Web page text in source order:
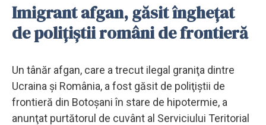
Imigrant afgan, găsit înghețat
de polițiștii români de frontieră
Un tânăr afgan, care a trecut ilegal graniţa dintre
Ucraina şi România, a fost găsit de poliţiştii de
frontieră din Botoşani în stare de hipotermie, a
anunţat purtătorul de cuvânt al Serviciului Teritorial